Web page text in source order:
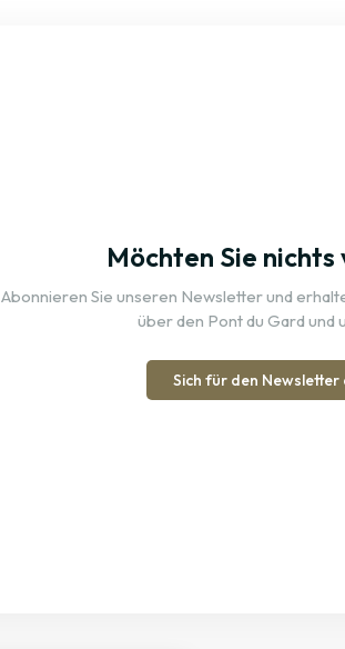
Möchten Sie nichts
Abonnieren Sie unseren Newsletter und
über den Pont du Gard und
Sich für den Newsletter